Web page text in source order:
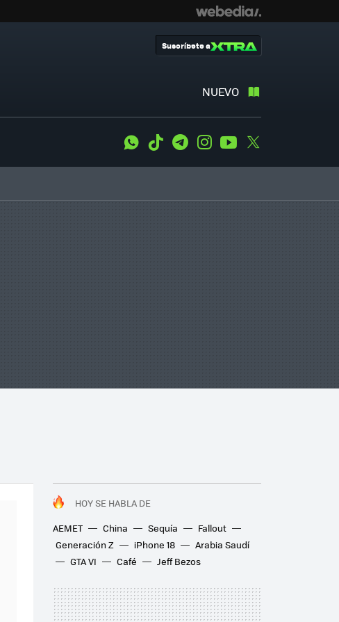
NUEVO
Suscríbete a
WhatsApp
Tiktok TelegramInstagramYoutube
HOY SE HABLA DE
AEMET
China Sequía
Fallout
Generación Z
iPhone 18
Arabia Saudí
GTA VI
Café Jeff Bezos